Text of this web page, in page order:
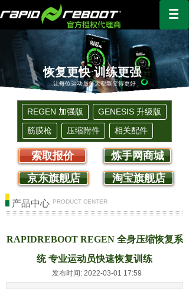
恢复更快 训练更强
让每位运动员每天都能变得更好
REGEN 加强版
GENESIS 升级版
筋膜枪
压缩附件 相关配件
索取报价
炼手网商城
京东旗舰店
淘宝旗舰店
产品中心 PRODUCT CENTER
RAPIDREBOOT REGEN 全身压缩恢复系
统 专业运动员快速恢复训练
发布时间: 2022-03-01 17:59